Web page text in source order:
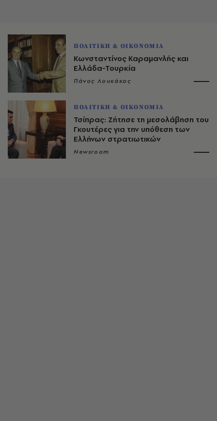
ΠΟΛΙΤΙΚΗ & ΟΙΚΟΝΟΜΙΑ
Κωνσταντίνος Καραμανλής και
Ελλάδα-Τουρκία
Πάνος Λουκάκος
ΠΟΛΙΤΙΚΗ & ΟΙΚΟΝΟΜΙΑ
Τσίπρας: Ζήτησε τη μεσολάβηση του
Γκουτέρες για την υπόθεση των
Ελλήνων στρατιωτικών
Newsroom